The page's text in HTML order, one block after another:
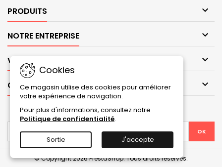
PRODUITS 
NOTRE ENTREPRISE 
VOTRE COMPTE 
CONTACT 
Cookies
Ce magasin utilise des cookies pour améliorer
votre expérience de navigation.
Pour plus d'informations, consultez notre
Politique de confidentialité.
Sortie J'accepte
LETTRE D'INFORMATIONS
© Copyright 2026 PrestaShop. Tous droits réservés.